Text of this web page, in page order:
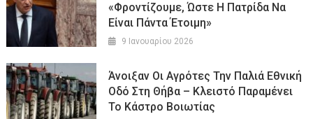
«Φροντίζουμε, Ώστε Η Πατρίδα Να
Είναι Πάντα Έτοιμη»
9 Ιανουαρίου 2026
Άνοιξαν Οι Αγρότες Την Παλιά Εθνική
Οδό Στη Θήβα – Κλειστό Παραμένει
Το Κάστρο Βοιωτίας